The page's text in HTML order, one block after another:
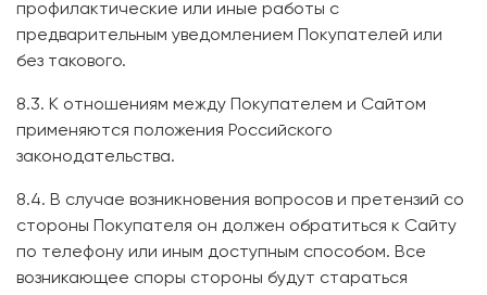
профилактические или иные работы с
предварительным уведомлением Покупателей или
без такового.
8.3. К отношениям между Покупателем и Сайтом
применяются положения Российского
законодательства.
8.4. В случае возникновения вопросов и претензий со
стороны Покупателя он должен обратиться к Сайту
по телефону или иным доступным способом. Все
возникающее споры стороны будут стараться